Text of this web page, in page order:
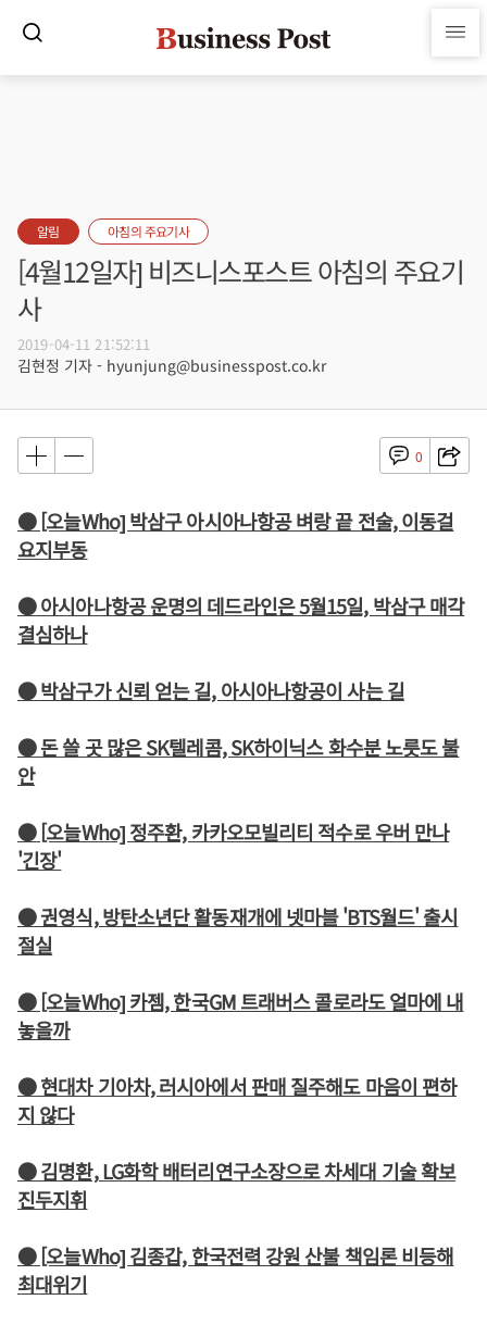
알림 아침의 주요기사
[4월12일자] 비즈니스포스트 아침의 주요기
사
2019-04-11 21:52:11
김현정 기자 - hyunjung@businesspost.co.kr
0
● [오늘Who] 박삼구 아시아나항공 벼랑 끝 전술, 이동걸
요지부동
● 아시아나항공 운명의 데드라인은 5월15일, 박삼구 매각
결심하나
● 박삼구가 신뢰 얻는 길, 아시아나항공이 사는 길
● 돈 쓸 곳 많은 SK텔레콤, SK하이닉스 화수분 노릇도 불
안
● [오늘Who] 정주환, 카카오모빌리티 적수로 우버 만나
'긴장'
● 권영식, 방탄소년단 활동재개에 넷마블 'BTS월드' 출시
절실
● [오늘Who] 카젬, 한국GM 트래버스 콜로라도 얼마에 내
놓을까
● 현대차 기아차, 러시아에서 판매 질주해도 마음이 편하
지 않다
● 김명환, LG화학 배터리연구소장으로 차세대 기술 확보
진두지휘
● [오늘Who] 김종갑, 한국전력 강원 산불 책임론 비등해
최대위기